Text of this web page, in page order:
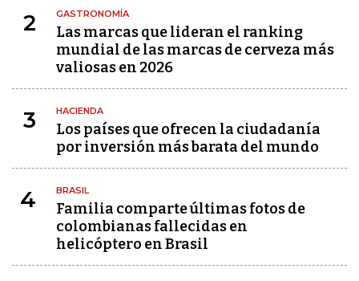
2 GASTRONOMÍA
Las marcas que lideran el ranking
mundial de las marcas de cerveza más
valiosas en 2026
3 HACIENDA
Los países que ofrecen la ciudadanía
por inversión más barata del mundo
4 BRASIL
Familia comparte últimas fotos de
colombianas fallecidas en
helicóptero en Brasil